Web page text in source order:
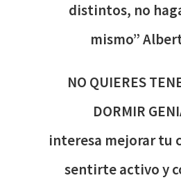
distintos, no
mismo”
NO QUIERES
DORMIR
interesa mejorar tu
sentirte activo y